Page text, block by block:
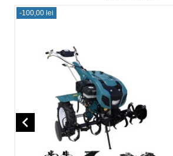
-100,00 lei
navigate_before